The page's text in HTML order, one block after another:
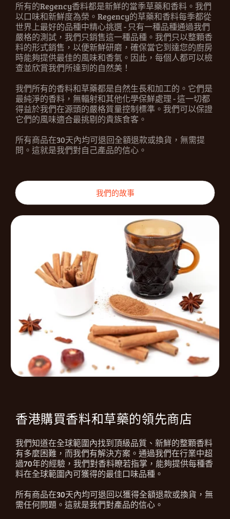
所有的Regency香料都是新鮮的當季草藥和香料。我們
以口味和新鮮度為榮。Regency的草藥和香料每季都從
世界上最好的品種中精心挑選 - 只有一種品種通過我們
嚴格的測試，我們只銷售這一種品種。我們只以整顆香
料的形式銷售，以便新鮮研磨，確保當它到達您的廚房
時能夠提供最佳的風味和香氣。因此，每個人都可以檢
查並欣賞我們所達到的自然美！
我們所有的香料和草藥都是自然生長和加工的。它們是
最純淨的香料，無輻射和其他化學保鮮處理 - 這一切都
得益於我們在源頭的嚴格質量控制標準。我們可以保證
它們的風味適合最挑剔的貴族食客。
所有商品在30天內均可退回全額退款或換貨，無需提
問。這就是我們對自己產品的信心。
我們的故事
香港購買香料和草藥的領先商店
我們知道在全球範圍內找到頂級品質、新鮮的整顆香料
有多麼困難，而我們有解決方案。通過我們在行業中超
過70年的經驗，我們對香料瞭若指掌，能夠提供每種香
料在全球範圍內可獲得的最佳口味品種。
所有商品在30天內均可退回以獲得全額退款或換貨，無
需任何問題。這就是我們對產品的信心。